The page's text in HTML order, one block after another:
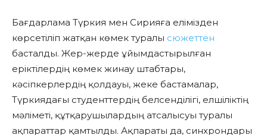
Бағдарлама Түркия мен Сирияға елімізден
көрсетіліп жатқан көмек туралы сюжеттен
басталды. Жер-жерде ұйымдастырылған
еріктілердің көмек жинау штабтары,
кәсіпкерлердің қолдауы, жеке бастамалар,
Түркиядағы студенттердің белсенділігі, елшіліктің
мәліметі, құтқарушылардың атсалысуы туралы
ақпараттар қамтылды. Ақпараты да, синхрондары